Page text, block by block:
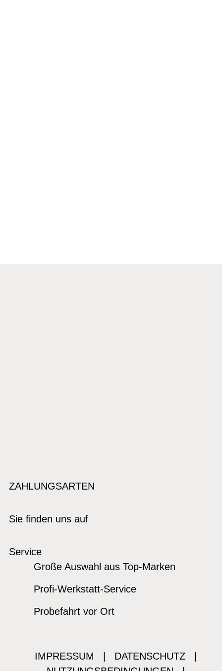
ZAHLUNGSARTEN
Sie finden uns auf
Service
Große Auswahl aus Top-Marken
Profi-Werkstatt-Service
Probefahrt vor Ort
IMPRESSUM DATENSCHUTZ